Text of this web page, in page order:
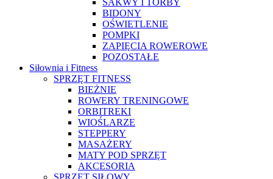
SAKWY I TORBY
BIDONY
OŚWIETLENIE
POMPKI
ZAPIĘCIA ROWEROWE
POZOSTAŁE
Siłownia i Fitness
SPRZĘT FITNESS
BIEŻNIE
ROWERY TRENINGOWE
ORBITREKI
WIOŚLARZE
STEPPERY
MASAŻERY
MATY POD SPRZĘT
AKCESORIA
SPRZĘT SIŁOWY